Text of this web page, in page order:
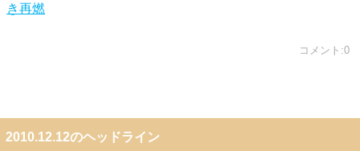
き再燃
コメント:0
2010.12.12のヘッドライン